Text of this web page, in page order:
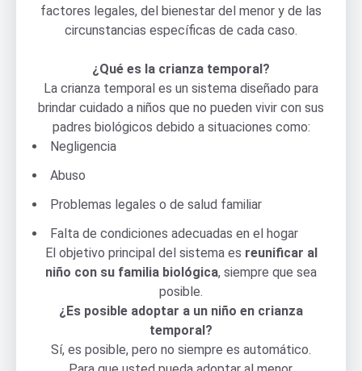
factores legales, del bienestar del menor y de las
circunstancias específicas de cada caso.
¿Qué es la crianza temporal?
La crianza temporal es un sistema diseñado para
brindar cuidado a niños que no pueden vivir con sus
padres biológicos debido a situaciones como:
Negligencia
Abuso
Problemas legales o de salud familiar
Falta de condiciones adecuadas en el hogar
El objetivo principal del sistema es reunificar al
niño con su familia biológica, siempre que sea
posible.
¿Es posible adoptar a un niño en crianza
temporal?
Sí, es posible, pero no siempre es automático.